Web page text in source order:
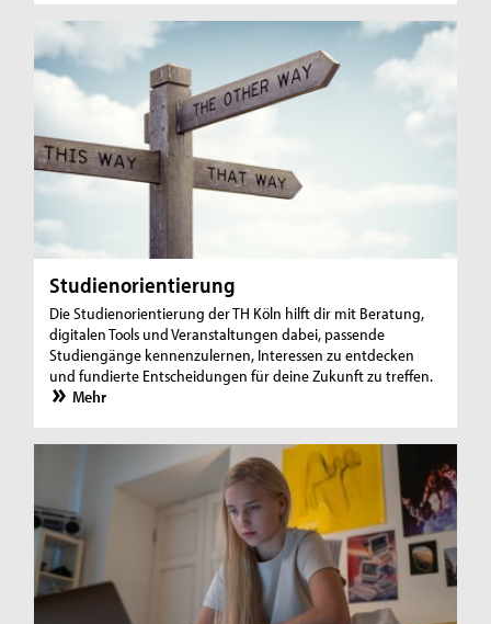
Studienorientierung
Die Studienorientierung der TH Köln hilft dir mit Beratung,
digitalen Tools und Veranstaltungen dabei, passende
Studiengänge kennenzulernen, Interessen zu entdecken
und fundierte Entscheidungen für deine Zukunft zu treffen.
Mehr